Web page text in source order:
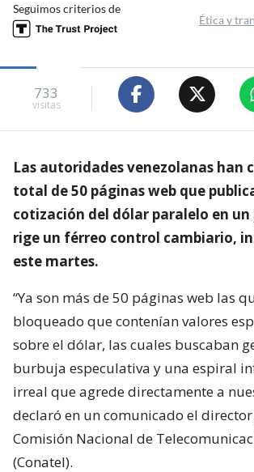
Seguimos criterios de
Ética y
733
visitas
Las autoridades venezolanas han
total de 50 páginas web que
cotización del dólar paralelo en un
rige un férreo control cambiario,
este martes.
“Ya son más de 50 páginas web las
bloqueado que contenían valores
sobre el dólar, las cuales buscaban
burbuja especulativa y una espiral
irreal que agrede directamente a
declaró en un comunicado el
Comisión Nacional de
(Conatel).